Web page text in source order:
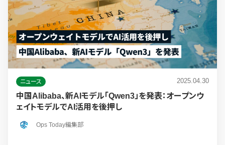
ニュース 2025.04.30
中国Alibaba、新AIモデル「Qwen3」を発表：オープンウ
ェイトモデルでAI活用を後押し
Ops Today編集部